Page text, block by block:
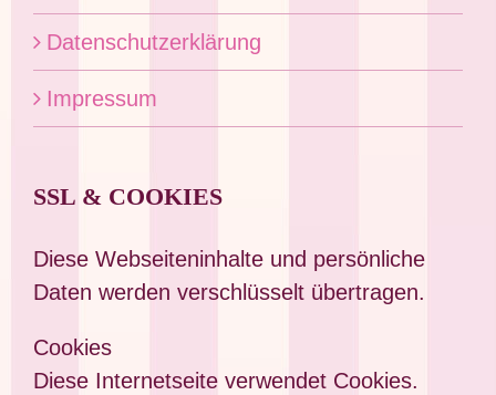
Datenschutzerklärung
Impressum
SSL & COOKIES
Diese Webseiteninhalte und persönliche
Daten werden verschlüsselt übertragen.
Cookies
Diese Internetseite verwendet Cookies.